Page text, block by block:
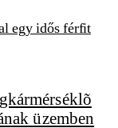
egy idős férfit